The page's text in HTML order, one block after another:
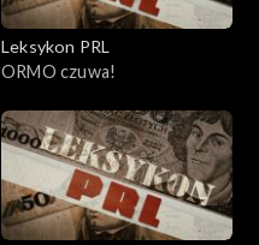
Leksykon PRL
ORMO czuwa!